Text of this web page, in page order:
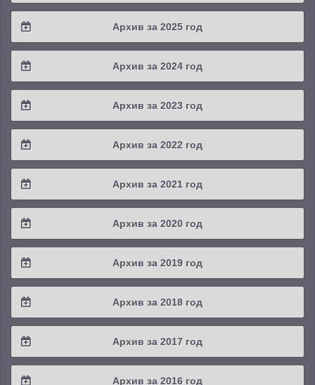
Архив за 2025 год
2025 / #4
2025 / #3
2025 / #1
Архив за 2024 год
2024 / #4
2024 / #3
2024 / #1
Архив за 2023 год
2023 / #4
2023 / #3
2023 / #1
Архив за 2022 год
2022 / #4
2022 / #3
2022 / #1
Архив за 2021 год
2021 / #4
2021 / #3
2021 / #1
Архив за 2020 год
2020 / #4
2020 / #3
2020 / #1
Архив за 2019 год
2019 / #4
2019 / #3
Архив за 2018 год
2018 / #4
2018 / #3
Архив за 2017 год
2017 / #4
Архив за 2016 год